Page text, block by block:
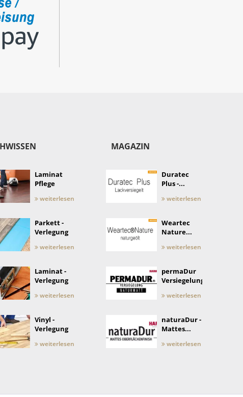
Laminat
Pflege
weiterlesen
Parkett -
Verlegung
weiterlesen
Laminat -
Verlegung
weiterlesen
Vinyl -
Verlegung
weiterlesen
MAGAZIN
Duratec
Plus -...
weiterlesen
Weartec
Nature...
weiterlesen
permaDur
Versiegelung
weiterlesen
naturaDur -
Mattes...
weiterlesen